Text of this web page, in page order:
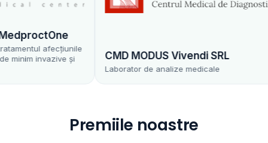
afecțiunile
invazive și
CMD MODUS Vivendi SRL
Laborator de analize medicale
Premiile noastre